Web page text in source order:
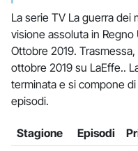
La serie TV La guerra dei
visione assoluta in
Ottobre 2019. Trasmessa,
ottobre 2019 su LaEffe..
terminata e si compone
episodi.
Stagione Episodi